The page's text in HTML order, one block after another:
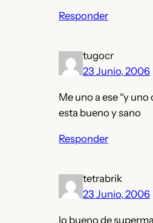
Responder
tugocr
23 Junio, 2006
Me uno a ese “y
esta bueno y sano
Responder
tetrabrik
23 Junio, 2006
lo bueno de